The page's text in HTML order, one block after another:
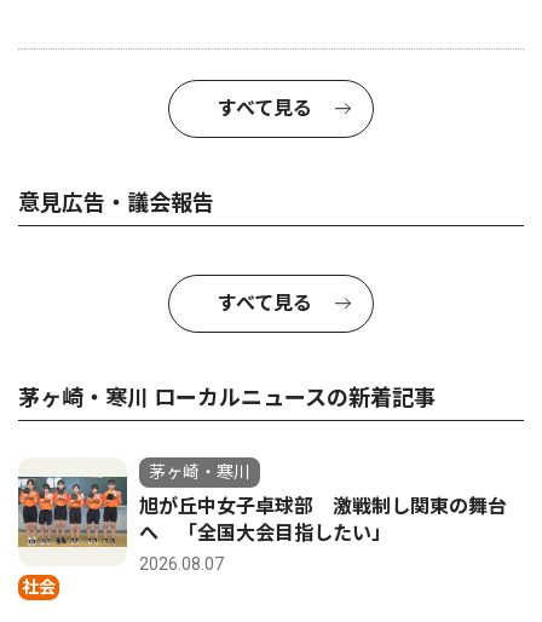
すべて見る
意見広告・議会報告
すべて見る
茅ヶ崎・寒川 ローカルニュースの新着記事
社会
茅ヶ崎・寒川
旭が丘中女子卓球部 激戦制し関東の舞台
へ 「全国大会目指したい」
2026.08.07